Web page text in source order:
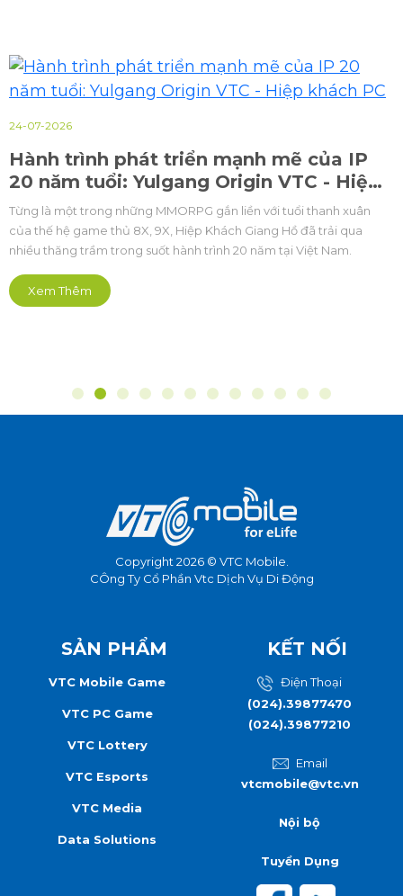
24-07-2026
Hành trình phát triển mạnh mẽ của IP
20 năm tuổi: Yulgang Origin VTC - Hiệp
khách PC
Từng là một trong những MMORPG gắn liền với tuổi thanh xuân
của thế hệ game thủ 8X, 9X, Hiệp Khách Giang Hồ đã trải qua
nhiều thăng trầm trong suốt hành trình 20 năm tại Việt Nam.
Xem Thêm
Copyright 2026 © VTC Mobile.
CÔng Ty Cổ Phần Vtc Dịch Vụ Di Động
SẢN PHẨM
VTC Mobile Game
VTC PC Game
VTC Lottery
VTC Esports
VTC Media
Data Solutions
KẾT NỐI
Điện Thoại
(024).39877470
(024).39877210
Email
vtcmobile@vtc.vn
Nội bộ
Tuyển Dụng